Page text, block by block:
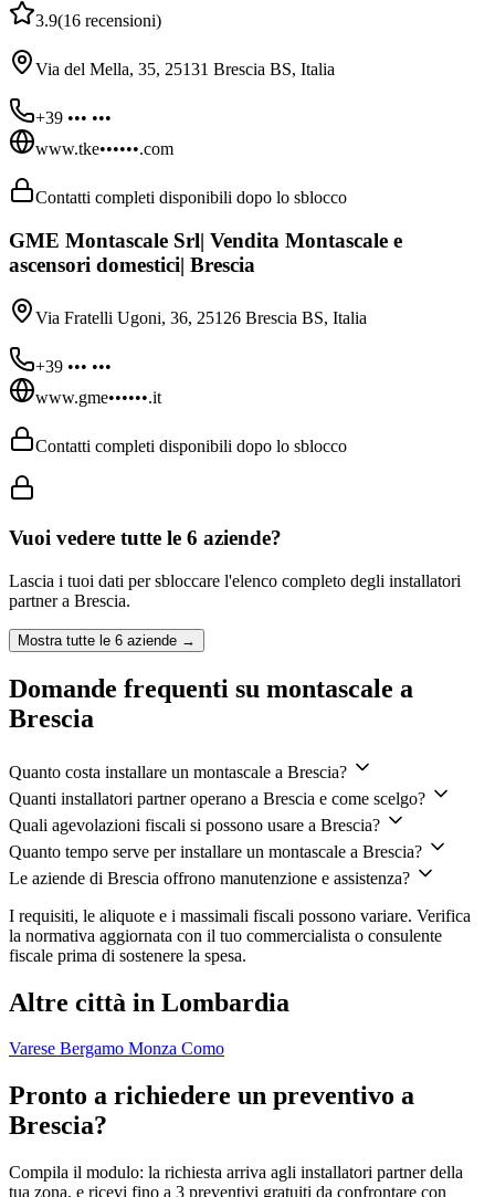
3.9(16 recensioni)
Via del Mella, 35, 25131 Brescia BS, Italia
+39 ••• •••
www.tke••••••.com
Contatti completi disponibili dopo lo sblocco
GME Montascale Srl| Vendita Montascale e
ascensori domestici| Brescia
Via Fratelli Ugoni, 36, 25126 Brescia BS, Italia
+39 ••• •••
www.gme••••••.it
Contatti completi disponibili dopo lo sblocco
Vuoi vedere tutte le 6 aziende?
Lascia i tuoi dati per sbloccare l'elenco completo degli installatori
partner a Brescia.
Mostra tutte le 6 aziende →
Domande frequenti su montascale a
Brescia
Quanto costa installare un montascale a Brescia?
Quanti installatori partner operano a Brescia e come scelgo?
Quali agevolazioni fiscali si possono usare a Brescia?
Quanto tempo serve per installare un montascale a Brescia?
Le aziende di Brescia offrono manutenzione e assistenza?
I requisiti, le aliquote e i massimali fiscali possono variare. Verifica
la normativa aggiornata con il tuo commercialista o consulente
fiscale prima di sostenere la spesa.
Altre città in Lombardia
Varese Bergamo Monza Como
Pronto a richiedere un preventivo a
Brescia?
Compila il modulo: la richiesta arriva agli installatori partner della
tua zona, e ricevi fino a 3 preventivi gratuiti da confrontare con